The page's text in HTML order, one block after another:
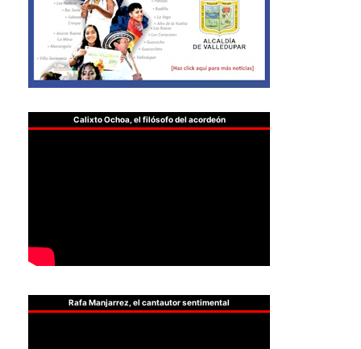
Calixto Ochoa, el filósofo del acordeón
Rafa Manjarrez, el cantautor sentimental